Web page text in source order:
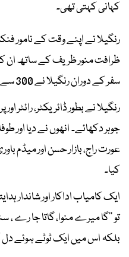
کہانی کہتی تھی۔
رنگیلا نے اپنے وقت کے نامور
ظرافت منور ظریف کے ساتھ ان
سفر کے دوران رنگیلا نے 300 سے زائد فلموں میں کام کیا۔
رنگیلا نے بطور ڈائریکٹر، رائٹر
جوہر دکھائے۔ انھوں نے دیا اور
عورت راج، بازار حسن اور میڈم
کیا۔
ایک کامیاب اداکار اور شاندار
تو ’’گا میرے منوا، گاتا جا رے
بلکہ اس میں ایک ٹوٹے ہوئے